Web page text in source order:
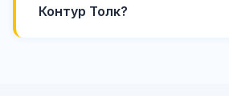
Контур Толк?